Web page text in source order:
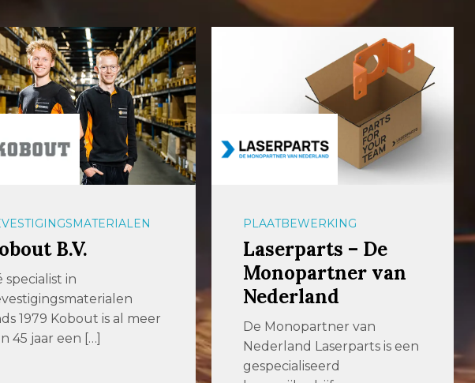
B.V.
specialist in
1979 Kobout is al meer
45 jaar een […]
PLAATBEWERKING
Laserparts – De
Monopartner van
Nederland
De Monopartner van
Nederland Laserparts is een
gespecialiseerd